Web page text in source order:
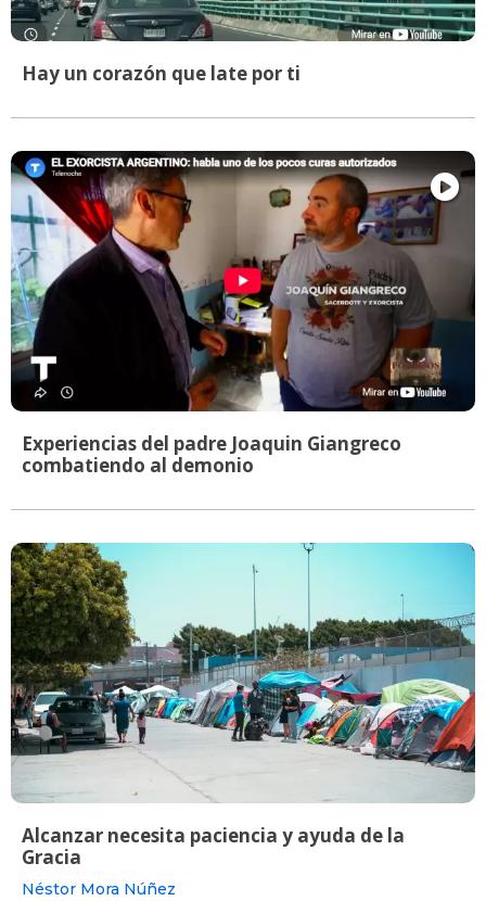
Hay un corazón que late por ti
Experiencias del padre Joaquin Giangreco
combatiendo al demonio
Alcanzar necesita paciencia y ayuda de la
Gracia
Néstor Mora Núñez